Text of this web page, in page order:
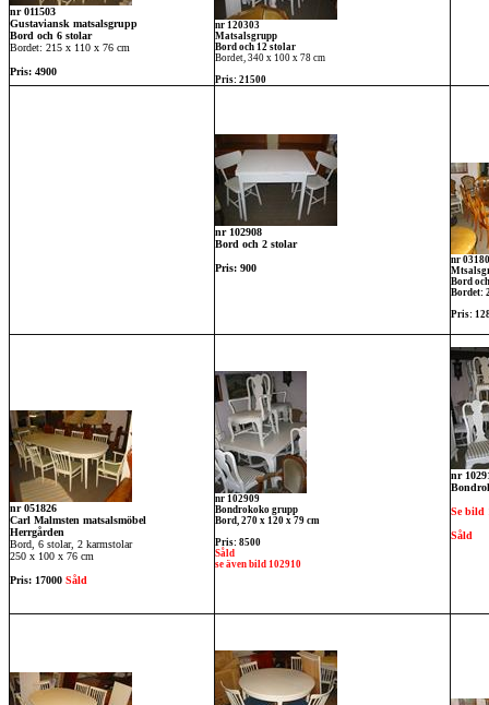
nr 011503
Gustaviansk matsalsgrupp
Bord och 6 stolar
Bordet: 215 x 110 x 76 cm
Pris: 4900
nr 120303
Matsalsgrupp
Bord och 12 stolar
Bordet, 340 x 100 x 78 cm
Pris: 21500
nr 102908
Bord och 2 stolar
Pris: 900
nr
Bord
Bordet:
Pris:
nr 051826
Carl Malmsten matsalsmöbel
Herrgården
Bord, 6 stolar, 2 karmstolar
250 x 100 x 76 cm
Pris: 17000 Såld
nr 102909
Bondrokoko grupp
Bord, 270 x 120 x 79 cm
Pris: 8500
Såld
se även bild 102910
nr
Se bild
Såld